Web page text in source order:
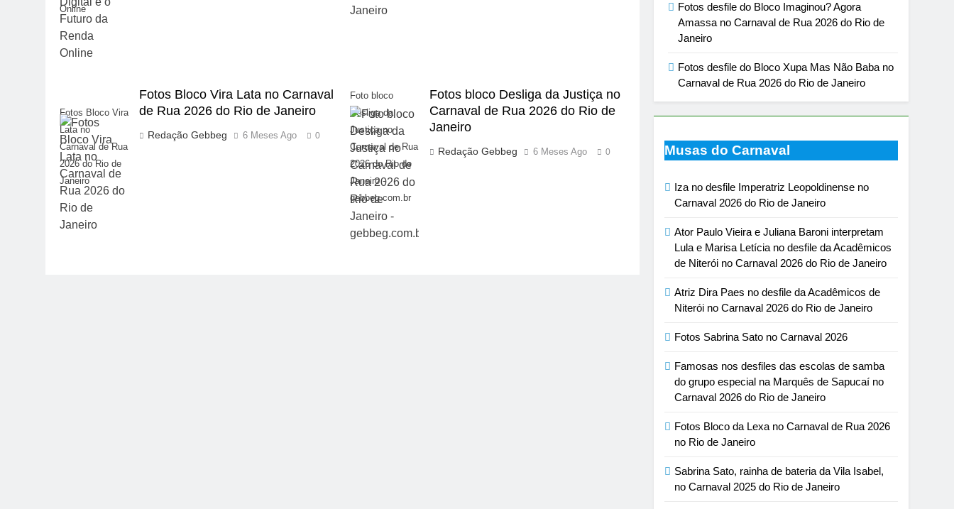
Online
Fotos Bloco Vira
Lata no
Carnaval de Rua
2026 do Rio de
Janeiro
Fotos Bloco Vira Lata no Carnaval
de Rua 2026 do Rio de Janeiro
Redação Gebbeg 6 Meses Ago 0
Foto bloco
Desliga da
Justiça no
Carnaval de Rua
2026 do Rio de
Janeiro -
gebbeg.com.br
Fotos bloco Desliga da Justiça no
Carnaval de Rua 2026 do Rio de
Janeiro
Redação Gebbeg 6 Meses Ago 0
Fotos desfile do Bloco Imaginou? Agora
Amassa no Carnaval de Rua 2026 do Rio de
Janeiro
Fotos desfile do Bloco Xupa Mas Não Baba no
Carnaval de Rua 2026 do Rio de Janeiro
Musas do Carnaval
Iza no desfile Imperatriz Leopoldinense no
Carnaval 2026 do Rio de Janeiro
Ator Paulo Vieira e Juliana Baroni interpretam
Lula e Marisa Letícia no desfile da Acadêmicos
de Niterói no Carnaval 2026 do Rio de Janeiro
Atriz Dira Paes no desfile da Acadêmicos de
Niterói no Carnaval 2026 do Rio de Janeiro
Fotos Sabrina Sato no Carnaval 2026
Famosas nos desfiles das escolas de samba
do grupo especial na Marquês de Sapucaí no
Carnaval 2026 do Rio de Janeiro
Fotos Bloco da Lexa no Carnaval de Rua 2026
no Rio de Janeiro
Sabrina Sato, rainha de bateria da Vila Isabel,
no Carnaval 2025 do Rio de Janeiro